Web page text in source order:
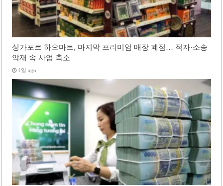
싱가포르 하오마트, 마지막 프리미엄 매장 폐점… 적자·소송
악재 속 사업 축소
1일 ago